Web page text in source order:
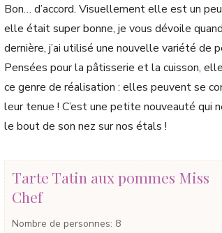
Bon… d’accord. Visuellement elle est un
elle était super bonne, je vous dévoile
dernière, j’ai utilisé une nouvelle variété de
Pensées pour la pâtisserie et la cuisson,
ce genre de réalisation : elles peuvent se
leur tenue ! C’est une petite nouveauté qui
le bout de son nez sur nos étals !
Tarte Tatin aux pommes Miss
Chef
Nombre de personnes: 8